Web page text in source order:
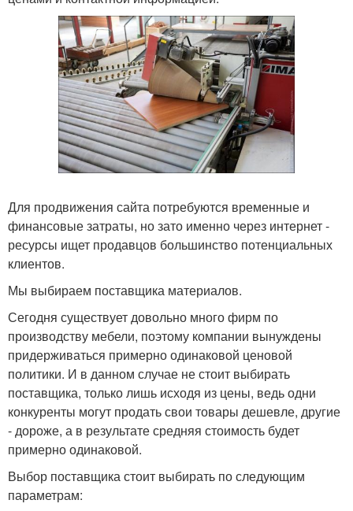
Для продвижения сайта потребуются временные и
финансовые затраты, но зато именно через интернет -
ресурсы ищет продавцов большинство потенциальных
клиентов.
Мы выбираем поставщика материалов.
Сегодня существует довольно много фирм по
производству мебели, поэтому компании вынуждены
придерживаться примерно одинаковой ценовой
политики. И в данном случае не стоит выбирать
поставщика, только лишь исходя из цены, ведь одни
конкуренты могут продать свои товары дешевле, другие
- дороже, а в результате средняя стоимость будет
примерно одинаковой.
Выбор поставщика стоит выбирать по следующим
параметрам: